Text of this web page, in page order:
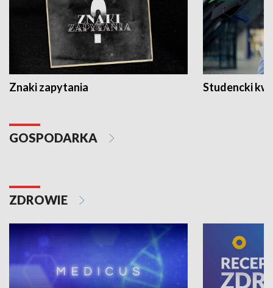
Znaki zapytania Studencki
GOSPODARKA
ZDROWIE